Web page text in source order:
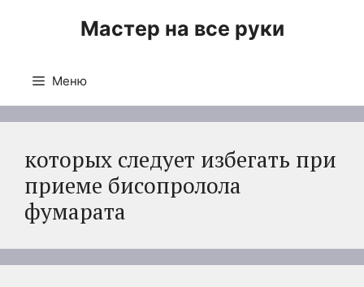
Мастер на все руки
Меню
которых следует избегать при
приеме бисопролола
фумарата